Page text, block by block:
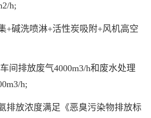
h;
+碱洗喷淋+活性炭吸附+风机高空
间排放废气4000m3/h和废水处理
h;
排放浓度满足《恶臭污染物排放标